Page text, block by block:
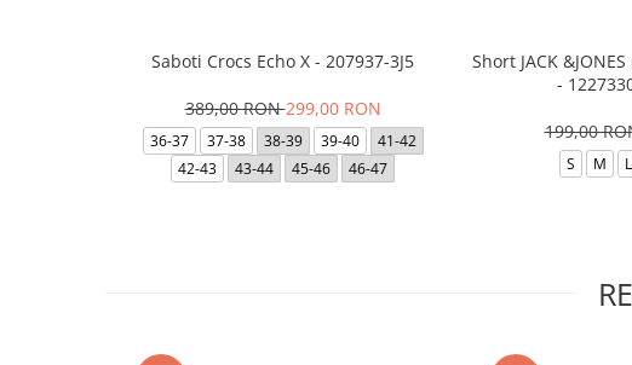
Saboti Crocs Echo X - 207937-3J5
389,00 RON299,00 RON
36-37 37-38 38-39 39-40
41-42
42-43
43-44 45-46 46-47
Short JACK
-
199,00
S M L